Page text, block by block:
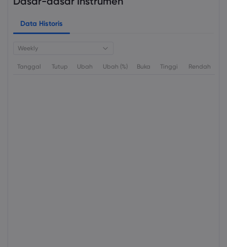
Data Historis
Weekly
Tanggal Tutup Ubah Ubah (%) Buka Tinggi Rendah